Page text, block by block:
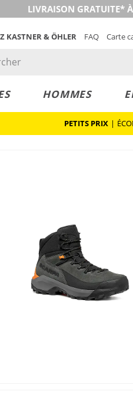
LIVRAISON GRATUITE*
KASTNER & ÖHLER FAQ Carte
HOMMES
PETITS PRIX |